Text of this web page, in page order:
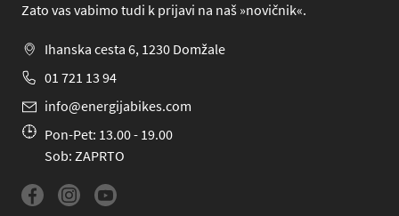
Zato vas vabimo tudi k prijavi na naš »novičnik«.
Ihanska cesta 6, 1230 Domžale
01 721 13 94
info@energijabikes.com
Pon-Pet: 13.00 - 19.00
Sob: ZAPRTO